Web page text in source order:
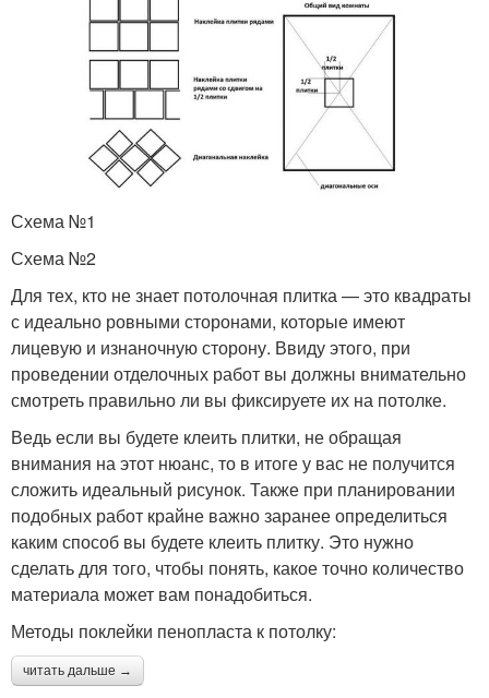
Схема №1
Схема №2
Для тех, кто не знает потолочная плитка — это квадраты
с идеально ровными сторонами, которые имеют
лицевую и изнаночную сторону. Ввиду этого, при
проведении отделочных работ вы должны внимательно
смотреть правильно ли вы фиксируете их на потолке.
Ведь если вы будете клеить плитки, не обращая
внимания на этот нюанс, то в итоге у вас не получится
сложить идеальный рисунок. Также при планировании
подобных работ крайне важно заранее определиться
каким способ вы будете клеить плитку. Это нужно
сделать для того, чтобы понять, какое точно количество
материала может вам понадобиться.
Методы поклейки пенопласта к потолку:
читать дальше →